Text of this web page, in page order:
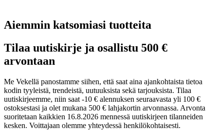
Aiemmin katsomiasi tuotteita
Tilaa uutiskirje ja osallistu 500 €
arvontaan
Me Vekellä panostamme siihen, että saat aina ajankohtaista tietoa
kodin tyyleistä, trendeistä, uutuuksista sekä tarjouksista. Tilaa
uutiskirjeemme, niin saat -10 € alennuksen seuraavasta yli 100 €
ostoksestasi ja olet mukana 500 € lahjakortin arvonnassa. Arvonta
suoritetaan kaikkien 16.8.2026 mennessä uutiskirjeen tilanneiden
kesken. Voittajaan olemme yhteydessä henkilökohtaisesti.